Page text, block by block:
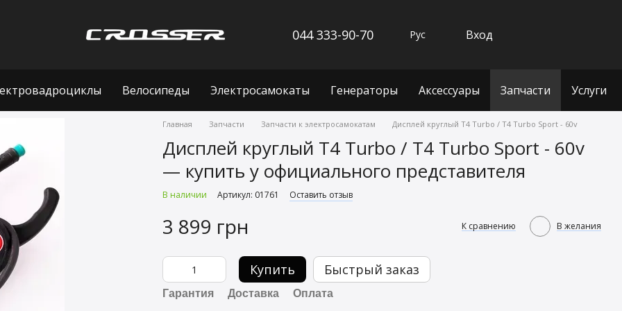
044 333-90-70 Рус Вход
Велосипеды Электросамокаты Генераторы Аксессуары Запчасти Услуги
Главная Запчасти Запчасти к электросамокатам Дисплей круглый T4 Turbo / T4 Turbo Sport - 60v
Дисплей круглый T4 Turbo / T4 Turbo Sport - 60v
— купить у официального представителя
В наличии Артикул: 01761 Оставить отзыв
3 899 грн К сравнению В желания
Купить Быстрый заказ
Гарантия Доставка Оплата